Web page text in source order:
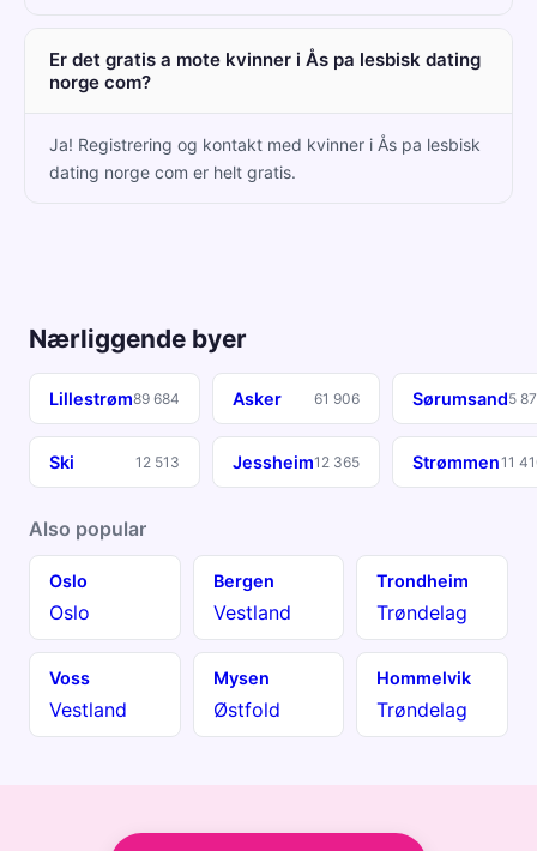
Er det gratis a mote kvinner i Ås pa lesbisk dating
norge com?
Ja! Registrering og kontakt med kvinner i Ås pa lesbisk
dating norge com er helt gratis.
Nærliggende byer
Lillestrøm89 684 Asker 61 906 Sørumsand5
Ski 12 513 Jessheim12 365 Strømmen11
Also popular
Oslo
Oslo
Bergen
Vestland
Trondheim
Trøndelag
Voss
Vestland
Mysen
Østfold
Hommelvik
Trøndelag